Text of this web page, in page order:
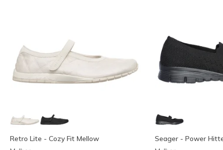
Retro Lite - Cozy Fit Mellow Seager - Power